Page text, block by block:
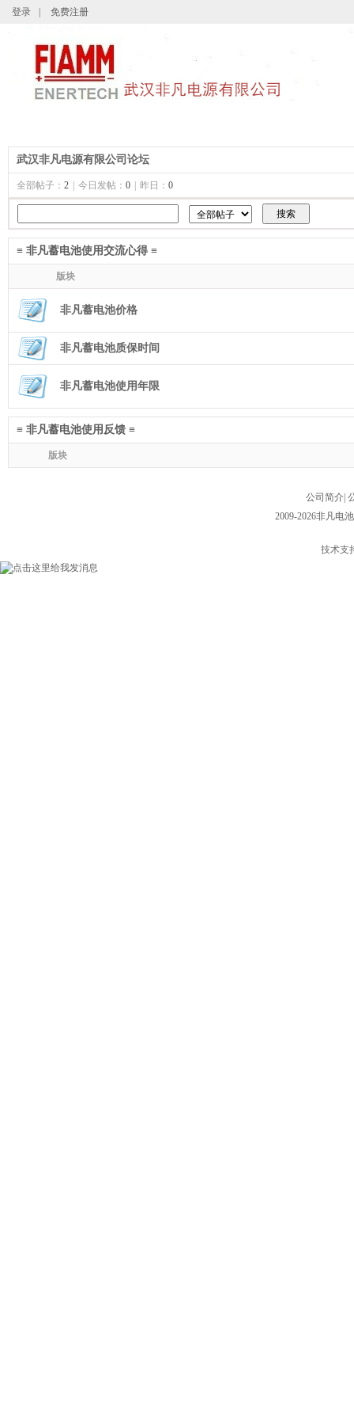
登录 免费注册
武汉非凡电源有限公司论坛
全部帖子： 2 今日发帖： 0 昨日： 0
≡ 非凡蓄电池使用交流心得 ≡
版块
非凡蓄电池价格
非凡蓄电池质保时间
非凡蓄电池使用年限
≡ 非凡蓄电池使用反馈 ≡
版块
公司简介|
2009-2026非凡电
技术支